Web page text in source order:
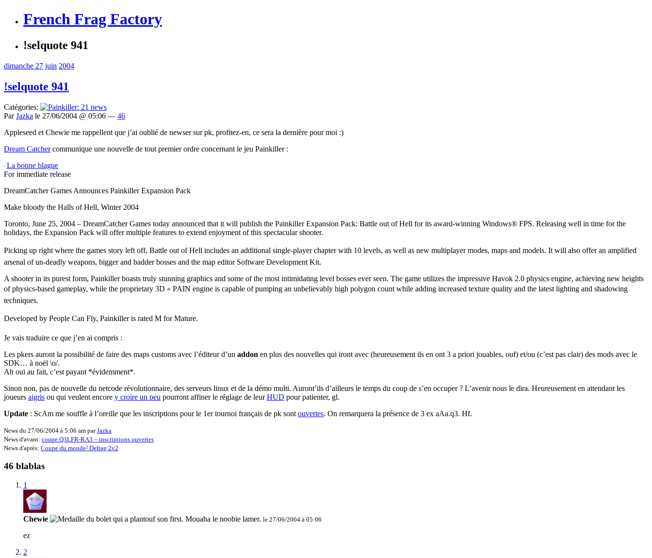
French Frag Factory
!selquote 941
dimanche 27 juin 2004
!selquote 941
Catégories:
ParJazka le 27/06/2004 @ 05:06 — 46
Appleseed et Chewie me rappellent que j’ai oublié de newser sur pk, profitez-en, ce sera la dernière pour moi :)
Dream Catchercommunique une nouvelle de tout premier ordre concernant le jeu Painkiller :
· La bonne blague
For immediate release
DreamCatcher Games Announces Painkiller Expansion Pack
Make bloody the Halls of Hell, Winter 2004
Toronto, June 25, 2004 – DreamCatcher Games today announced that it will publish the Painkiller Expansion Pack: Battle out of Hell for its award-winning Windows® FPS. Releasing well in time for the
holidays, the Expansion Pack will offer multiple features to extend enjoyment of this spectacular shooter.
Picking up right where the games story left off, Battle out of Hell includes an additional single-player chapter with 10 levels, as well as new multiplayer modes, maps and models. It will also offer an amplified
arsenal of un-deadly weapons, bigger and badder bosses and the map editor Software Development Kit.
A shooter in its purest form, Painkiller boasts truly stunning graphics and some of the most intimidating level bosses ever seen. The game utilizes the impressive Havok 2.0 physics engine, achieving new heights
of physics-based gameplay, while the proprietary 3D « PAIN engine is capable of pumping an unbelievably high polygon count while adding increased texture quality and the latest lighting and shadowing
techniques.
Developed by People Can Fly, Painkiller is rated M for Mature.
Je vais traduire ce que j’en ai compris :
Les pkers auront la possibilité de faire des maps customs avec l’éditeur d’un addon en plus des nouvelles qui iront avec (heureusement ils en ont 3 a priori jouables, ouf) et/ou (c’est pas clair) des mods avec le
SDK… à noël \o/.
Ah oui au fait, c’est payant *évidemment*.
Sinon non, pas de nouvelle du netcode révolutionnaire, des serveurs linux et de la démo multi. Auront’ils d’ailleurs le temps du coup de s’en occuper ? L’avenir nous le dira. Heureusement en attendant les
joueurs aigris ou qui veulent encore y croire un peu pourront affiner le réglage de leurHUD pour patienter, gl.
Update : ScAm me souffle à l’oreille que les inscriptions pour le 1er tournoi français de pk sont ouvertes. On remarquera la présence de 3 ex aAa.q3. Hf.
News du 27/06/2004 à 5:06 am parJazka
News d'avant: coupe Q3LFR-RA3 – inscriptions ouvertes
News d'après: Coupe du monde² Defrag 2v2
46 blablas
1
Chewie le 27/06/2004 à 05:06
ez
2